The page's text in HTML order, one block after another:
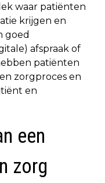
waar patiënten
krijgen en
goed
afspraak of
patiënten
zorgproces en
en
een
zorg